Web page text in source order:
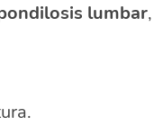
lumbar